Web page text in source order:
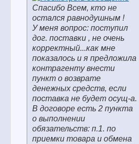
Спасибо Всем, кто не
остался равнодушным !
У меня вопрос: поступил
дог. поставки , не очень
корректный...как мне
показалось и я предложила
контрагенту внести
пункт о возврате
денежных средств, если
поставка не будет осущ-а.
В договоре есть 2 пункта
о выполнении
обязательств: п.1. по
приемки товара и обмена